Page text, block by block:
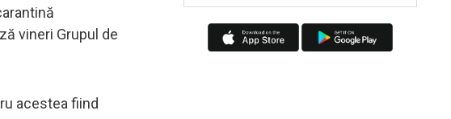
vineri Grupul de
acestea fiind